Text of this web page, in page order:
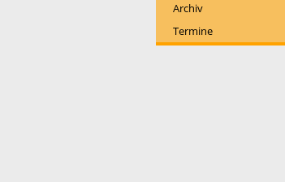
Archiv
Termine